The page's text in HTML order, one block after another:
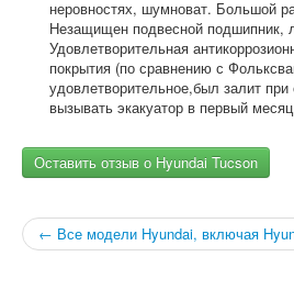
неровностях, шумноват. Большой
Незащищен подвесной подшипник,
Удовлетворительная
покрытия (по сравнению с
удовлетворительное,был залит
вызывать экакуатор в первый
Оставить отзыв о Hyundai Tucson
← Все модели Hyundai, включая